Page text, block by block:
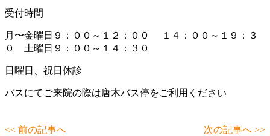
受付時間
月〜金曜日９：００～１２：００ １４：００～１９：３
０ 土曜日９：００～１４：３０
日曜日、祝日休診
バスにてご来院の際は唐木バス停をご利用ください
<< 前の記事へ
次の記事へ >>